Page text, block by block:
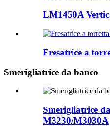
LM1450A
Fresatrice a
Smerigliatrice da banco
Smerigliatrice
M3230/M3030A